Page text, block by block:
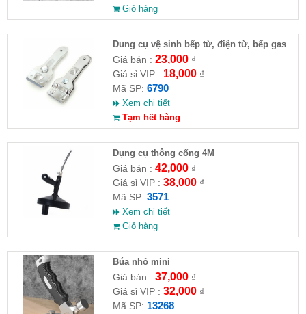
Giỏ hàng
Dung cụ vệ sinh bếp từ, điện từ, bếp gas
Giá bán : 23,000₫
Giá sỉ VIP : 18,000₫
Mã SP: 6790
Xem chi tiết
Tạm hết hàng
Dụng cụ thông cống 4M
Giá bán : 42,000₫
Giá sỉ VIP : 38,000₫
Mã SP: 3571
Xem chi tiết
Giỏ hàng
Búa nhỏ mini
Giá bán : 37,000₫
Giá sỉ VIP : 32,000₫
Mã SP: 13268